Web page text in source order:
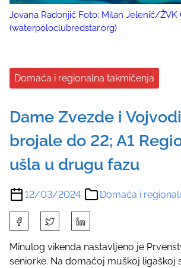
Jovana Radonjić Foto: Milan Jelenić/ŽVK
(waterpoloclubredstar.org)
Domaća i regionalna takmičenja
Dame Zvezde i
brojale do 22; A1
ušla u drugu fazu
12/03/2024 Domaća i
h
a
r
Minulog vikenda nastavljeno je
seniorke. Na domaćoj muškoj ligaškoj